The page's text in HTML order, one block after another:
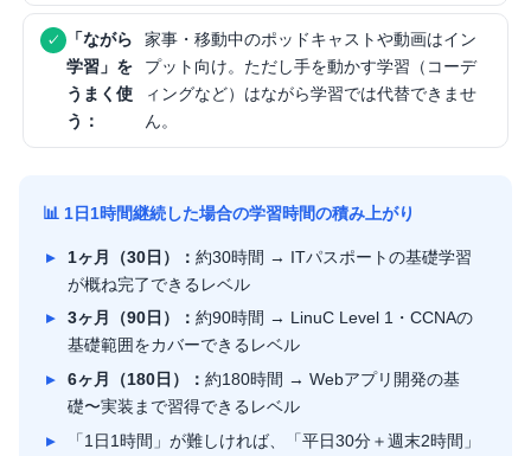
「ながら
学習」を
うまく使
う：
家事・移動中のポッドキャストや動画はイン
プット向け。ただし手を動かす学習（コーデ
ィングなど）はながら学習では代替できませ
ん。
📊 1日1時間継続した場合の学習時間の積み上がり
1ヶ月（30日）： 約30時間 → ITパスポートの基礎学習
が概ね完了できるレベル
3ヶ月（90日）： 約90時間 → LinuC Level 1・CCNAの
基礎範囲をカバーできるレベル
6ヶ月（180日）： 約180時間 → Webアプリ開発の基
礎〜実装まで習得できるレベル
「1日1時間」が難しければ、「平日30分＋週末2時間」